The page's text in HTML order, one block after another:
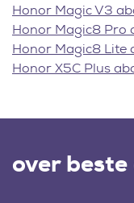
Honor Magic V3
Honor Magic8 Pro
Honor Magic8 Lite
Honor X5C Plus
over beste